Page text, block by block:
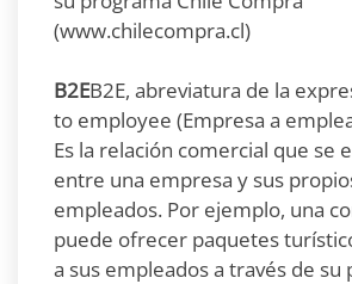
(www.chilecompra.cl)
B2EB2E, abreviatura de la
to employee (Empresa a
Es la relación comercial que se
entre una empresa y sus
empleados. Por ejemplo, una
puede ofrecer paquetes
a sus empleados a través de su